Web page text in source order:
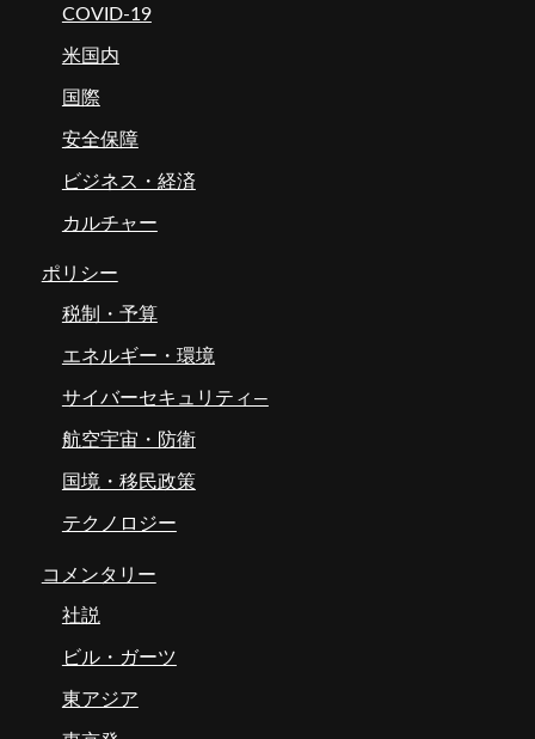
COVID-19
米国内
国際
安全保障
ビジネス・経済
カルチャー
ポリシー
税制・予算
エネルギー・環境
サイバーセキュリティ―
航空宇宙・防衛
国境・移民政策
テクノロジー
コメンタリー
社説
ビル・ガーツ
東アジア